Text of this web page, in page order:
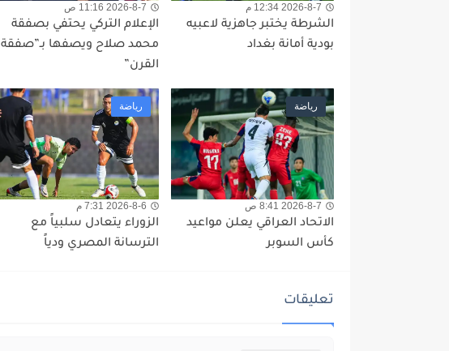
2026-8-7 12:34 م
الشرطة يختبر جاهزية لاعبيه
بودية أمانة بغداد
2026-8-7 11:16 ص
الإعلام التركي يحتفي بصفقة
محمد صلاح ويصفها بـ”صفقة
القرن”
رياضة
2026-8-7 8:41 ص
الاتحاد العراقي يعلن مواعيد
كأس السوبر
رياضة
2026-8-6 7:31 م
الزوراء يتعادل سلبياً مع
الترسانة المصري ودياً
تعليقات